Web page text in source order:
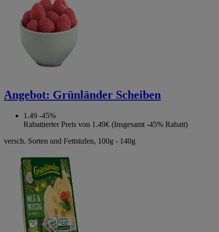
Angebot: Grünländer Scheiben
1.49 -45%
Rabattierter Preis von 1.49€ (Insgesamt -45% Rabatt)
versch. Sorten und Fettstufen, 100g - 140g